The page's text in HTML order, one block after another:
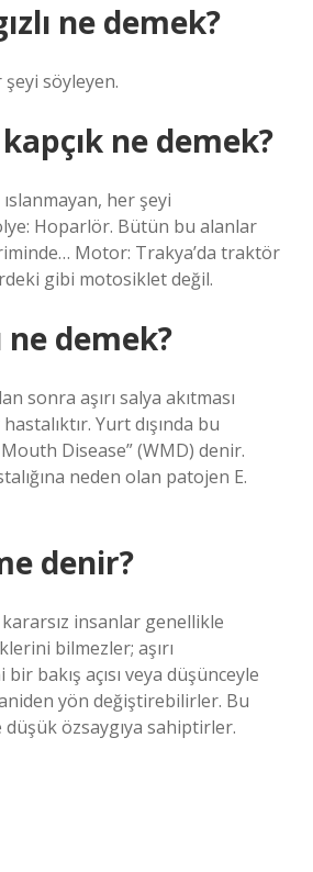
ne demek?
söyleyen.
ne demek?
ıslanmayan, her şeyi
Hoparlör. Bütün bu alanlar
Motor: Trakya’da traktör
gibi motosiklet değil.
ne demek?
sonra aşırı salya akıtması
Yurt dışında bu
Disease” (WMD) denir.
neden olan patojen E.
denir?
insanlar genellikle
bilmezler; aşırı
bir bakış açısı veya düşünceyle
aniden yön değiştirebilirler. Bu
özsaygıya sahiptirler.